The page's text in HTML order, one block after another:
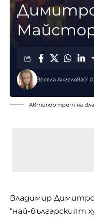
Весела Ангелова
Автопортрет на
Владимир
“най-българският